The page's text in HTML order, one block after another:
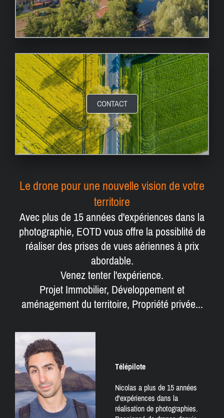
CONTACT
Le drone pour une nouvelle vision de votre
territoire
Avec plus de 15 années d'expériences dans la
photographie, EOTD vous offre la possiblité de
réaliser des prises de vues aériennes à prix
abordable.
Venez tenter l'expérience.
Projet Immobilier, Développement et
aménagement du territoire, Propriété privée...
Télépilote
Nicolas a plus de 15 années
d'expériences dans la
réalisation de photographies.